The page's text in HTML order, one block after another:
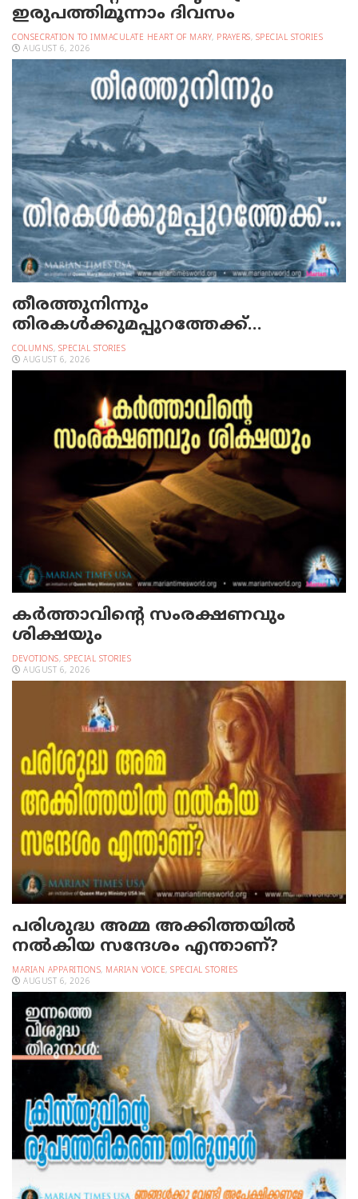
ഇരുപത്തിമൂന്നാം ദിവസം
CONSECRATION TO IMMACULATE HEART OF MARY, PRAYERS, SPECIAL STORIES
AUGUST 6, 2026
തീരത്തുനിന്നും
തിരകള്‍ക്കുമപ്പുറത്തേക്ക്…
COLUMNS, SPECIAL STORIES
AUGUST 6, 2026
കർത്താവിന്റെ സംരക്ഷണവും
ശിക്ഷയും
DEVOTIONS, SPECIAL STORIES
AUGUST 6, 2026
പരിശുദ്ധ അമ്മ അക്കിത്തയില്‍
നല്‍കിയ സന്ദേശം എന്താണ്?
MARIAN APPARITIONS, MARIAN VOICE, SPECIAL STORIES
AUGUST 6, 2026